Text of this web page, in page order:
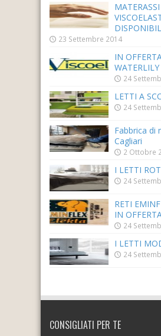
MATERASSI
23 Settembre 2014
IN
24
LETTI A
24
Fabbrica di
Cagliari
2 Ottobre
I LETTI
24
RETI
IN
24
I LETTI
24
CONSIGLIATI PER TE